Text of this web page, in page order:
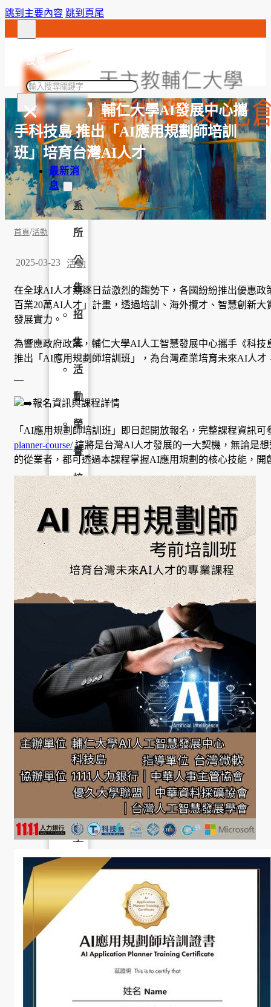
跳到主要內容 跳到頁尾
搜尋
搜
×
最新消
息
系
所
公
告
招
生
活
動
榮
譽
榜
獎
助
學
金
課程資
訊
成果發
活動集
學
會
任
專
【系所公告】輔仁大學AI發展中心攜
手科技島 推出「AI應用規劃師培訓
班」培育台灣AI人才
首頁/活動
2025-03-23 活動
在全球AI人才競逐日益激烈的趨勢下，各國紛紛推出優惠
百業20萬AI人才」計畫，透過培訓、海外攬才、智慧創新
發展實力。
為響應政府政策，輔仁大學AI人工智慧發展中心攜手《科
推出「AI應用規劃師培訓班」，為台灣產業培育未來AI人
—
報名資訊與課程詳情
「AI應用規劃師培訓班」即日起開放報名，完整課程資訊
planner-course/這將是台灣AI人才發展的一大契機，無論是
的從業者，都可透過本課程掌握AI應用規劃的核心技能，開